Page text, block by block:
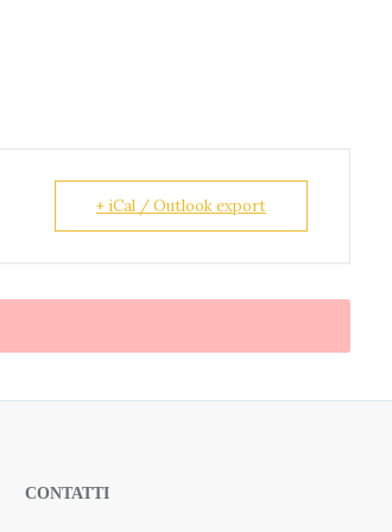
+ iCal / Outlook export
CONTATTI